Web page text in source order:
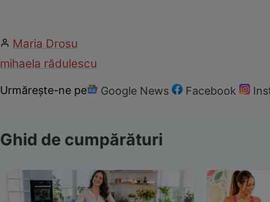
Maria Drosu
mihaela rădulescu
Urmărește-ne pe Google News Facebook
Ghid de cumpărături